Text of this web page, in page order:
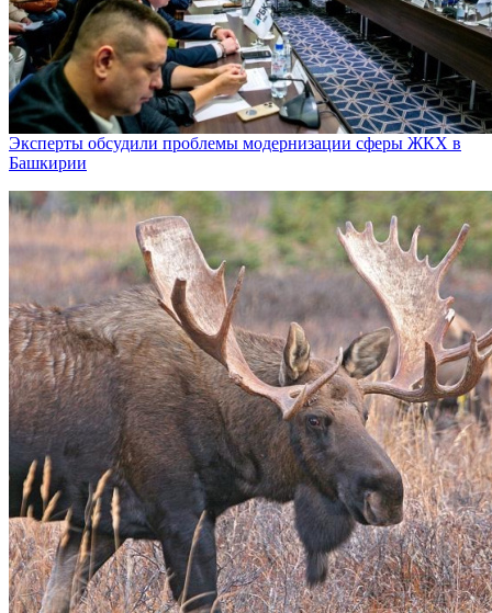
Эксперты обсудили проблемы модернизации сферы ЖКХ в
Башкирии